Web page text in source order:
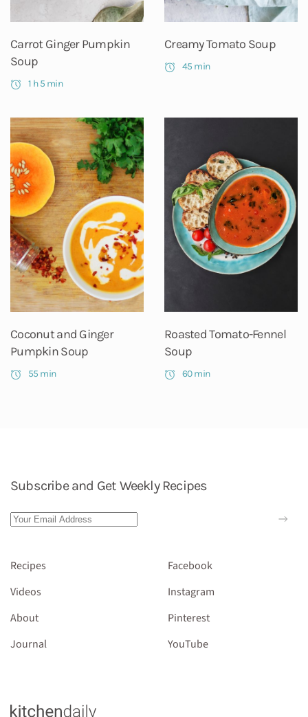
Carrot Ginger Pumpkin
Soup
1 h 5 min
Creamy Tomato Soup
45 min
Coconut and Ginger
Pumpkin Soup
55 min
Roasted Tomato-Fennel
Soup
60 min
Subscribe and Get Weekly Recipes
Recipes
Videos
About
Journal
Facebook
Instagram
Pinterest
YouTube